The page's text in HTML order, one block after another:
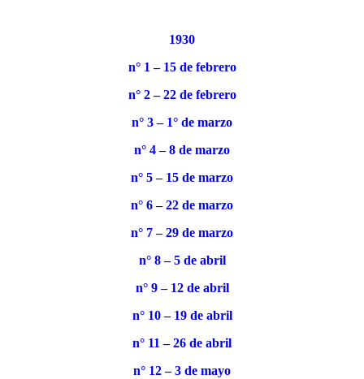
1930
n° 1 – 15 de febrero
n° 2 – 22 de febrero
n° 3 – 1° de marzo
n° 4 – 8 de marzo
n° 5 – 15 de marzo
n° 6 – 22 de marzo
n° 7 – 29 de marzo
n° 8 – 5 de abril
n° 9 – 12 de abril
n° 10 – 19 de abril
n° 11 – 26 de abril
n° 12 – 3 de mayo